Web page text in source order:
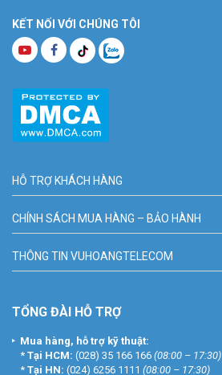
KẾT NỐI VỚI CHÚNG TÔI
HỖ TRỢ KHÁCH HÀNG
CHÍNH SÁCH MUA HÀNG – BẢO HÀNH
THÔNG TIN VUHOANGTELECOM
TỔNG ĐÀI HỖ TRỢ
Mua hàng, hỗ trợ kỹ thuật:
* Tại HCM: (028) 35 166 166 (08:00 – 17:30)
* Tại HN: (024) 6256 1111 (08:00 – 17:30)